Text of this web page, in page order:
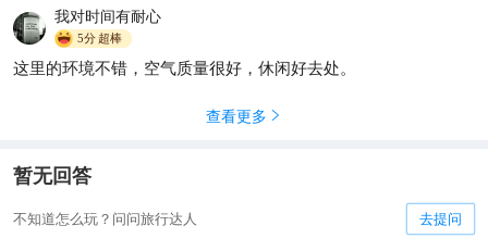
我对时间有耐心
5分超棒
这里的环境不错，空气质量很好，休闲好去处。
查看更多 
暂无回答
不知道怎么玩？问问旅行达人 去提问